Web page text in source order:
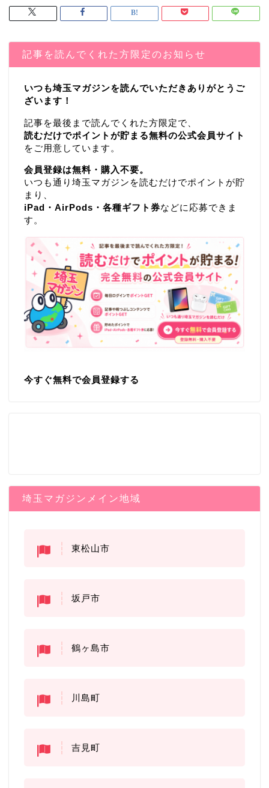
記事を読んでくれた方限定のお知らせ
いつも埼玉マガジンを読んでいただきありがとうご
ざいます！
記事を最後まで読んでくれた方限定で、
読むだけでポイントが貯まる無料の公式会員サイト
をご用意しています。
会員登録は無料・購入不要。
いつも通り埼玉マガジンを読むだけでポイントが貯
まり、
iPad・AirPods・各種ギフト券などに応募できま
す。
今すぐ無料で会員登録する
埼玉マガジンメイン地域
東松山市
坂戸市
鶴ヶ島市
川島町
吉見町